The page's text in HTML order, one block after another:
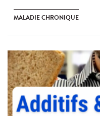
MALADIE CHRONIQUE